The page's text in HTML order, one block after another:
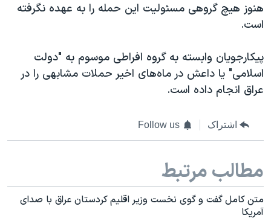
نرگس محمدی برنده جایزه نوبل صلح
همایش محافظه‌کاران آمریکا «سی‌پک»
صفحه‌های ویژه
سفر پرزیدنت ترامپ به چین
هنوز هیچ گروهی مسئولیت این حمله را به عهده نگرفته
است.
پیکارجویان وابسته به گروه افراطی موسوم به "دولت
اسلامی" یا داعش در ماه‌های اخیر حملات مشابهی را در
عراق انجام داده است.
اشتراک Follow us
مطالب مرتبط
متن کامل گفت و گوی نخست وزیر اقلیم کردستان عراق با صدای
آمریکا